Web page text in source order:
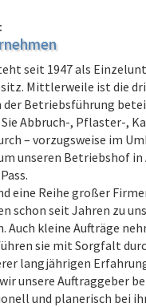
seit 1947 als
Mittlerweile ist die
der Betriebsführung
Abbruch-, Pflaster-,
– vorzugsweise im
unseren Betriebshof
eine Reihe großer
schon seit Jahren zu
Auch kleine Aufträge
sie mit Sorgfalt
langjährigen
unsere Auftraggeber
und planerisch bei